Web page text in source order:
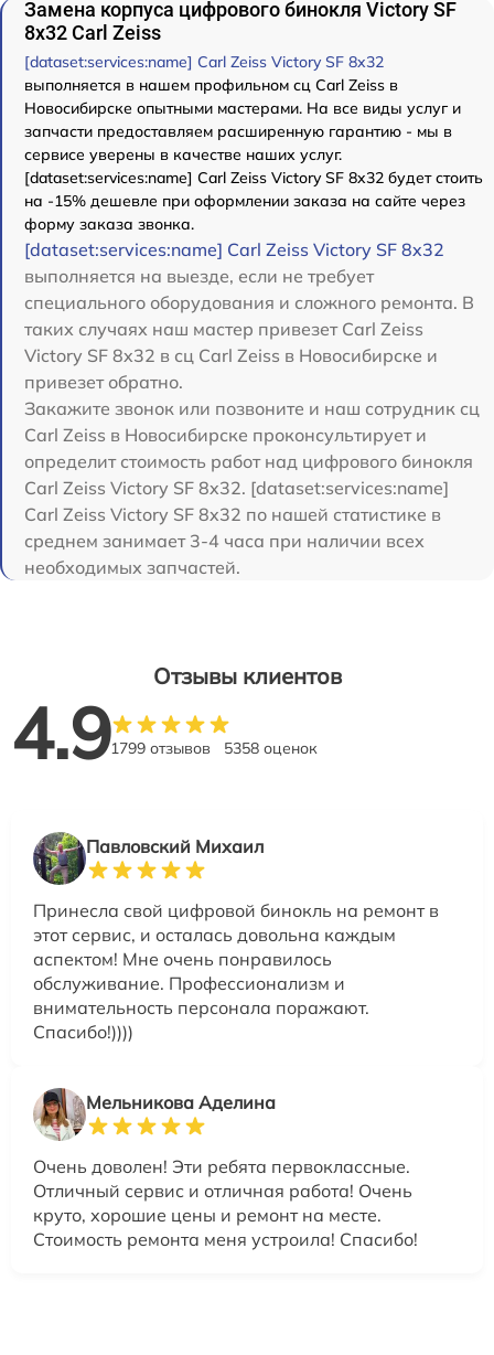
Замена корпуса цифрового бинокля Victory SF
8x32 Carl Zeiss
[dataset:services:name] Carl Zeiss Victory SF 8x32
выполняется в нашем профильном сц Carl Zeiss в
Новосибирске опытными мастерами. На все виды услуг и
запчасти предоставляем расширенную гарантию - мы в
сервисе уверены в качестве наших услуг.
[dataset:services:name] Carl Zeiss Victory SF 8x32 будет стоить
на -15% дешевле при оформлении заказа на сайте через
форму заказа звонка.
[dataset:services:name] Carl Zeiss Victory SF 8x32
выполняется на выезде, если не требует
специального оборудования и сложного ремонта. В
таких случаях наш мастер привезет Carl Zeiss
Victory SF 8x32 в сц Carl Zeiss в Новосибирске и
привезет обратно.
Закажите звонок или позвоните и наш сотрудник сц
Carl Zeiss в Новосибирске проконсультирует и
определит стоимость работ над цифрового бинокля
Carl Zeiss Victory SF 8x32. [dataset:services:name]
Carl Zeiss Victory SF 8x32 по нашей статистике в
среднем занимает 3-4 часа при наличии всех
необходимых запчастей.
Отзывы клиентов
4.91799 отзывов 5358 оценок
Павловский Михаил
Принесла свой цифровой бинокль на ремонт в
этот сервис, и осталась довольна каждым
аспектом! Мне очень понравилось
обслуживание. Профессионализм и
внимательность персонала поражают.
Спасибо!))))
Мельникова Аделина
Очень доволен! Эти ребята первоклассные.
Отличный сервис и отличная работа! Очень
круто, хорошие цены и ремонт на месте.
Стоимость ремонта меня устроила! Спасибо!